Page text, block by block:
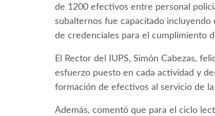
de 1200 efectivos entre personal
subalternos fue capacitado
de credenciales para el cumplimiento
El Rector del IUPS, Simón Cabezas,
esfuerzo puesto en cada actividad y
formación de efectivos al servicio de
Además, comentó que para el ciclo